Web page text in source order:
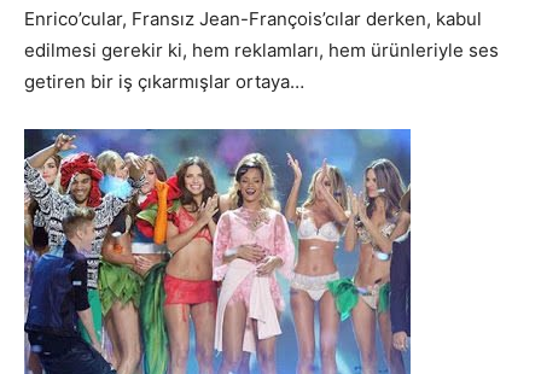
Enrico’cular, Fransız Jean-François’cılar derken, kabul
edilmesi gerekir ki, hem reklamları, hem ürünleriyle ses
getiren bir iş çıkarmışlar ortaya…